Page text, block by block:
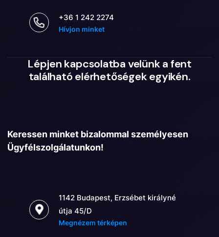
+36 1 242 2274
Hívjon minket
Lépjen kapcsolatba velünk a fent
található elérhetőségek egyikén.
Keressen minket bizalommal személyesen
Ügyfélszolgálatunkon!
1142 Budapest, Erzsébet királyné
útja 45/D
Megnézem térképen